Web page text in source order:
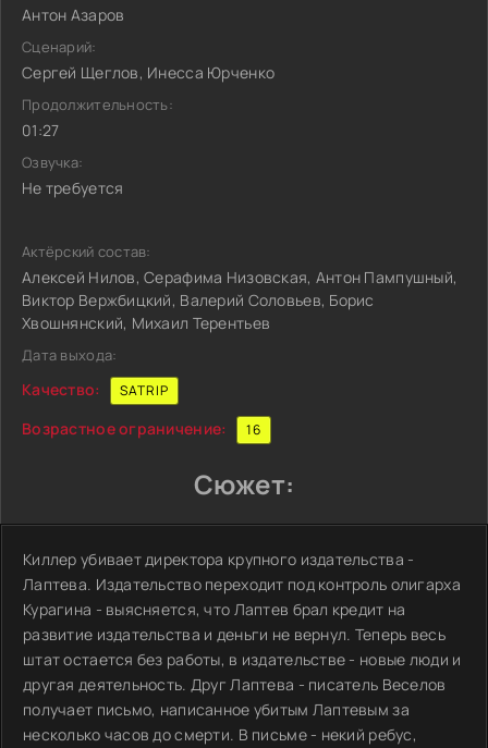
Антон Азаров
Сценарий:
Сергей Щеглов, Инесса Юрченко
Продолжительность:
01:27
Озвучка:
Не требуется
Актёрский состав:
Алексей Нилов, Серафима Низовская, Антон Пампушный,
Виктор Вержбицкий, Валерий Соловьев, Борис
Хвошнянский, Михаил Терентьев
Дата выхода:
Качество: SATRIP
Возрастное ограничение: 16
Сюжет:
Киллер убивает директора крупного издательства -
Лаптева. Издательство переходит под контроль олигарха
Курагина - выясняется, что Лаптев брал кредит на
развитие издательства и деньги не вернул. Теперь весь
штат остается без работы, в издательстве - новые люди и
другая деятельность. Друг Лаптева - писатель Веселов
получает письмо, написанное убитым Лаптевым за
несколько часов до смерти. В письме - некий ребус,